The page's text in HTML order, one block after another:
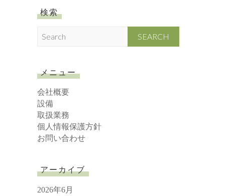
検索
c
h
メニュー
会社概要
設備
取扱業務
個人情報保護方針
お問い合わせ
アーカイブ
2026年6月